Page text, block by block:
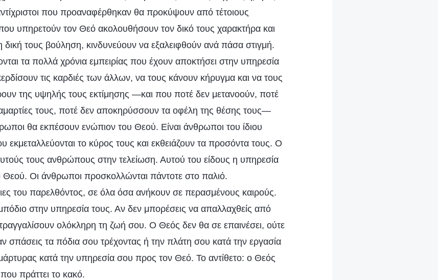
που προαναφέρθηκαν θα προκύψουν από τέτοιους
υπηρετούν τον Θεό ακολουθήσουν τον δικό τους χαρακτήρα και
τους βούληση, κινδυνεύουν να εξαλειφθούν ανά πάσα στιγμή.
τα πολλά χρόνια εμπειρίας που έχουν αποκτήσει στην υπηρεσία
τις καρδιές των άλλων, να τους κάνουν κήρυγμα και να τους
της υψηλής τους εκτίμησης —και που ποτέ δεν μετανοούν, ποτέ
αμαρτίες τους, ποτέ δεν αποκηρύσσουν τα οφέλη της θέσης τους—
θα εκπέσουν ενώπιον του Θεού. Είναι άνθρωποι του ίδιου
εκμεταλλεύονται το κύρος τους και εκθειάζουν τα προσόντα τους. Ο
τους ανθρώπους στην τελείωση. Αυτού του είδους η υπηρεσία
Θεού. Οι άνθρωποι προσκολλώνται πάντοτε στο παλιό.
του παρελθόντος, σε όλα όσα ανήκουν σε περασμένους καιρούς.
στην υπηρεσία τους. Αν δεν μπορέσεις να απαλλαχθείς από
ολόκληρη τη ζωή σου. Ο Θεός δεν θα σε επαινέσει, ούτε
σπάσεις τα πόδια σου τρέχοντας ή την πλάτη σου κατά την εργασία
κατά την υπηρεσία σου προς τον Θεό. Το αντίθετο: ο Θεός
που πράττει το κακό.